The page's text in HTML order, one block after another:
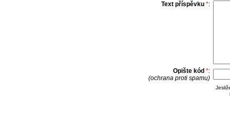
Text příspěvku *:
Opište kód *:
(ochrana proti spamu)